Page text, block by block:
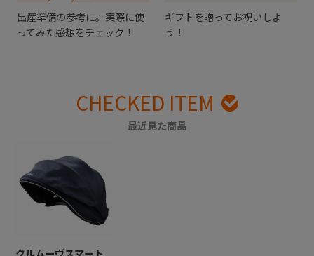
出産準備の参考に。実際に使
ってみた感想をチェック！
ギフトを贈ってお祝いしよ
う！
CHECKED ITEM
最近見た商品
クルムーヴスマート